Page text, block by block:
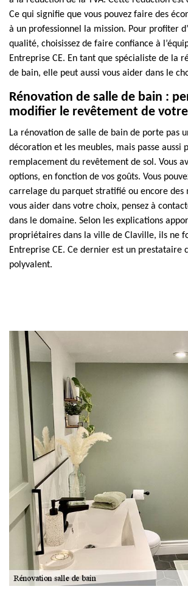
Ce qui signifie que vous pouvez faire des
à un professionnel la mission. Pour profiter
qualité, choisissez de faire confiance à
Entreprise CE. En tant que spécialiste de la
de bain, elle peut aussi vous aider dans le
Rénovation de salle de bain :
modifier le revêtement de
La rénovation de salle de bain de porte pas
décoration et les meubles, mais passe aussi
remplacement du revêtement de sol. Vous
options, en fonction de vos goûts. Vous
carrelage du parquet stratifié ou encore des
vous aider dans votre choix, pensez à
dans le domaine. Selon les explications
propriétaires dans la ville de Claville, ils ne
Entreprise CE. Ce dernier est un prestataire
polyvalent.